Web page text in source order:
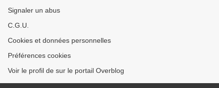
Signaler un abus
C.G.U.
Cookies et données personnelles
Préférences cookies
Voir le profil de sur le portail Overblog